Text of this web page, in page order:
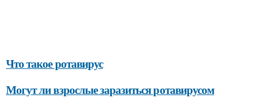
Что такое ротавирус
Могут ли взрослые заразиться ротавирусом